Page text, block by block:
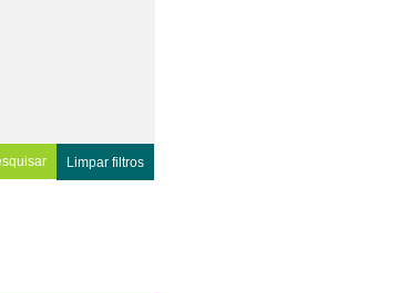
Limpar filtros